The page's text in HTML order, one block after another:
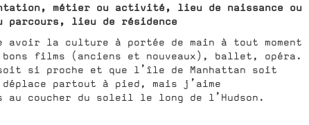
métier ou activité, lieu de naissance ou
parcours, lieu de résidence
avoir la culture à portée de main à tout moment
films (anciens et nouveaux), ballet, opéra.
si proche et que l’île de Manhattan soit
partout à pied, mais j’aime
au coucher du soleil le long de l’Hudson.